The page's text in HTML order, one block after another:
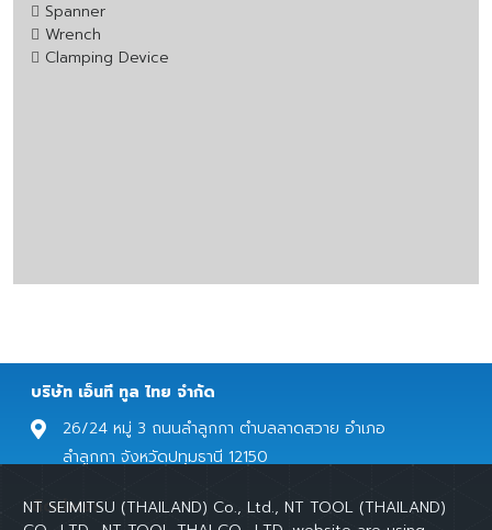
Spanner
Wrench
Clamping Device
บริษัท เอ็นที ทูล ไทย จํากัด
26/24 หมู่ 3 ถนนลำลูกกา ตำบลลาดสวาย อำเภอ
ลำลูกกา จังหวัดปทุมธานี 12150
ติดต่อเรา
NT SEIMITSU (THAILAND) Co., Ltd., NT TOOL (THAILAND)